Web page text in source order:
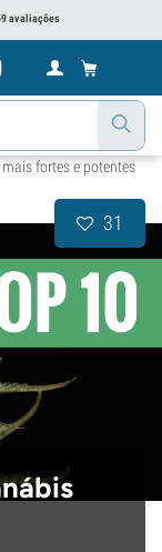
avaliações
fortes e potentes
31